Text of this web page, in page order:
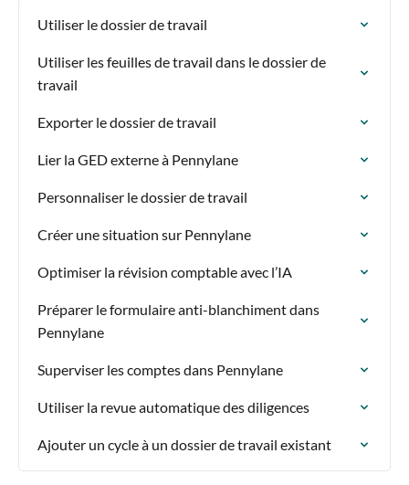
Utiliser le dossier de travail
Utiliser les feuilles de travail dans le dossier de
travail
Exporter le dossier de travail
Lier la GED externe à Pennylane
Personnaliser le dossier de travail
Créer une situation sur Pennylane
Optimiser la révision comptable avec l’IA
Préparer le formulaire anti-blanchiment dans
Pennylane
Superviser les comptes dans Pennylane
Utiliser la revue automatique des diligences
Ajouter un cycle à un dossier de travail existant